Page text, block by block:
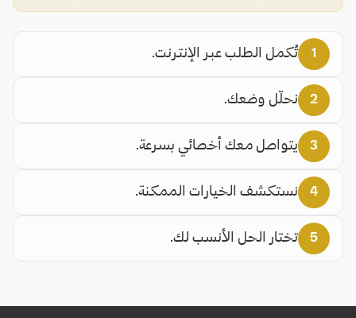
1 تُكمل الطلب عبر الإنترنت.
2 نحلّل وضعك.
3 يتواصل معك أخصائي بسرعة.
4 نستكشف الخيارات الممكنة.
5 تختار الحل الأنسب لك.